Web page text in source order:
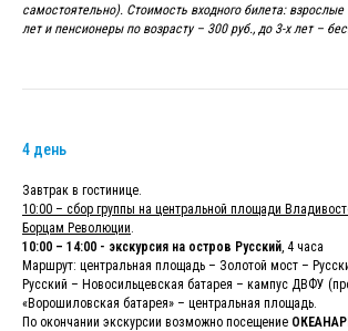
самостоятельно). Стоимость входного билета: взрослые
лет и пенсионеры по возрасту – 300 руб., до 3-х лет –
4 день
Завтрак в гостинице.
10:00 – сбор группы на центральной площади
Борцам Революции
10:00 – 14:00 - экскурсия на остров Русский , 4 часа
Маршрут: центральная площадь – Золотой мост –
Русский – Новосильцевская батарея – кампус ДВФУ
«Ворошиловская батарея» – центральная площадь.
По окончании экскурсии возможно посещение